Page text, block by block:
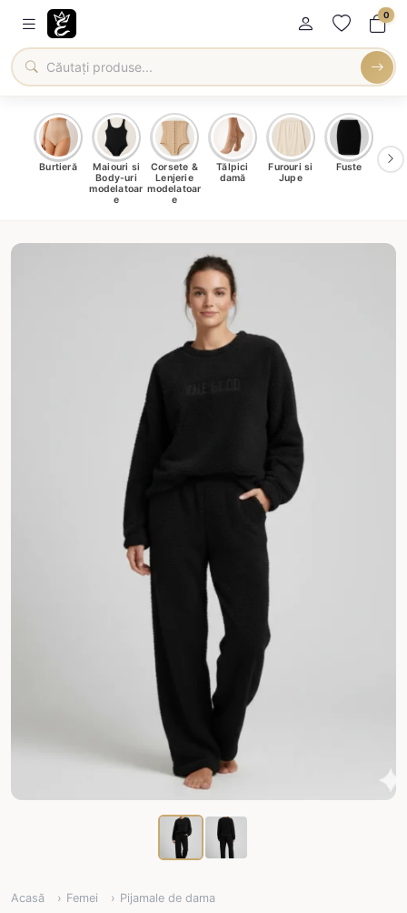
0
Burtieră
Maiouri si
Body-uri
modelatoar
e
Corsete &
Lenjerie
modelatoar
e
Tălpici
damă
Furouri si
Jupe
Fuste
Acasă Femei Pijamale de dama